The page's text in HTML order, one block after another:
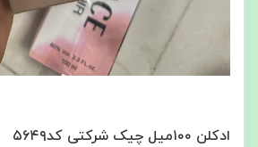
ادکلن ۱۰۰میل چیک شرکتی کد۵۶۴۹